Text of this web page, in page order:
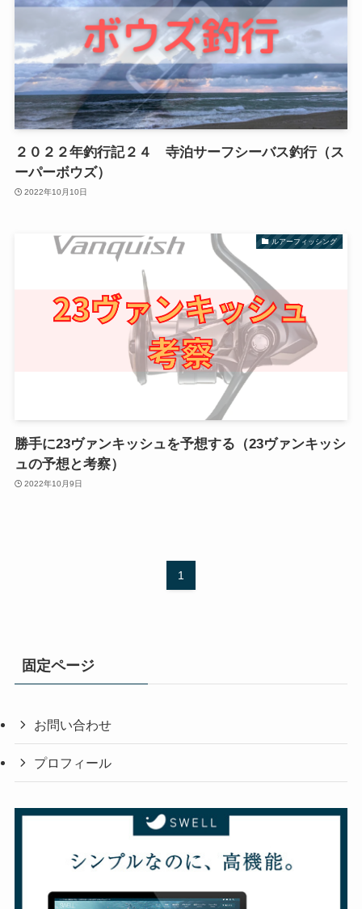
２０２２年釣行記２４ 寺泊サーフシーバス釣行（ス
ーパーボウズ）
2022年10月10日
ルアーフィッシング
勝手に23ヴァンキッシュを予想する（23ヴァンキッシ
ュの予想と考察）
2022年10月9日
1
固定ページ
お問い合わせ
プロフィール